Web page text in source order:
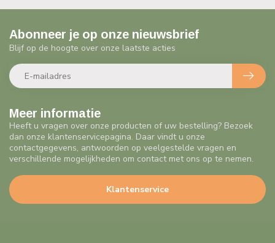
Meer informatie
Heeft u vragen over onze producten of uw bestelling? Bezoek
dan onze klantenservicepagina. Daar vindt u onze
contactgegevens, antwoorden op veelgestelde vragen en
verschillende mogelijkheden om contact met ons op te nemen.
Klantenservice
Abonneer je op onze nieuwsbrief
Blijf op de hoogte over onze laatste acties